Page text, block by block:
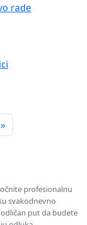
rade
»
profesionalnu
svakodnevno
put da budete